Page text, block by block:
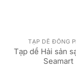
TẠP DỀ ĐỒNG
Tạp dề Hải sản
Seamart